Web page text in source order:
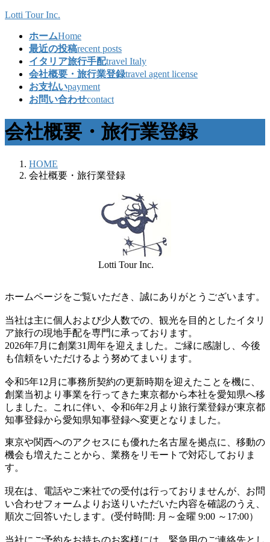
コ
プ
ナ
動
Lotti Tour Inc.
ホームHome
最近の投稿recent posts
イタリア旅行手配travel Italy
会社概要・旅行業登録travel agent license
お支払いpayment
お問い合わせcontact
会社概要・旅行業登録
HOME
会社概要・旅行業登録
Lotti Tour Inc.
ホームページをご覧いただき、誠にありがとうございます。
当社は主に個人および少人数での、観光を目的としたイタリ
ア旅行の現地手配を専門に承っております。
2026年7月に創業31周年を迎えました。ご縁に感謝し、今後
も信頼をいただけるよう努めてまいります。
令和5年12月に事務所契約の更新時期を迎えたことを機に、
創業当初より事業を行ってきた東京都から本社を愛知県へ移
しました。これに伴い、令和6年2月より旅行業登録が東京都
知事登録から愛知県知事登録へ変更となりました。
東京や関西へのアクセスにも優れた名古屋を拠点に、移動の
機会も増えたことから、業務をリモートで対応しておりま
す。
現在は、電話やご来社での受付は行っておりませんが、お問
い合わせフォームよりお送りいただいた内容を確認のうえ、
順次ご回答いたします。(受付時間: 月～金曜 9:00 ～17:00）
当社にご予約をお持ちのお客様には、緊急用のご連絡先とし